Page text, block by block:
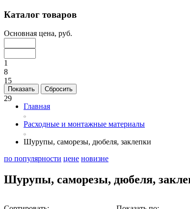
Каталог товаров
Основная цена, руб.
1
8
15
22
29
Главная
Расходные и монтажные материалы
Шурупы, саморезы, дюбеля, заклепки
по популярности цене новизне
Шурупы, саморезы, дюбеля,